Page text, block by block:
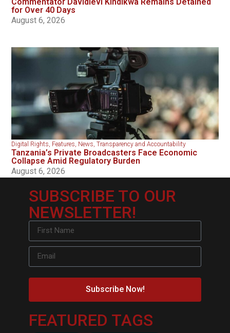
for Over 40 Days
August 6, 2026
Digital Rights Features News ,Transparency and Accountability
Tanzania’s Private Broadcasters Face Economic
Collapse Amid Regulatory Burden
August 6, 2026
SUBSCRIBE TO OUR
NEWSLETTER!
Subscribe Now!
FEATURED TAGS